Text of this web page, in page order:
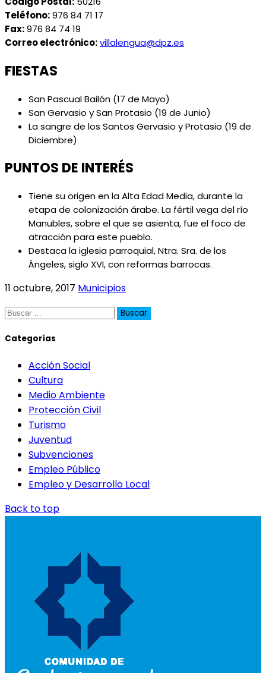
Teléfono:976 84 71 17
Fax:976 84 74 19
Correo electrónico:villalengua@dpz.es
FIESTAS
San Pascual Bailón (17 de Mayo)
San Gervasio y San Protasio (19 de Junio)
La sangre de los Santos Gervasio y Protasio (19 de
Diciembre)
PUNTOS DE INTERÉS
Tiene su origen en la Alta Edad Media, durante la
etapa de colonización árabe. La fértil vega del río
Manubles, sobre el que se asienta, fue el foco de
atracción para este pueblo.
Destaca la iglesia parroquial, Ntra. Sra. de los
Ángeles, siglo XVI, con reformas barrocas.
11 octubre, 2017 Municipios
Buscar:
Categorías
Acción Social
Cultura
Medio Ambiente
Protección Civil
Turismo
Juventud
Subvenciones
Empleo Público
Empleo y Desarrollo Local
Back to top